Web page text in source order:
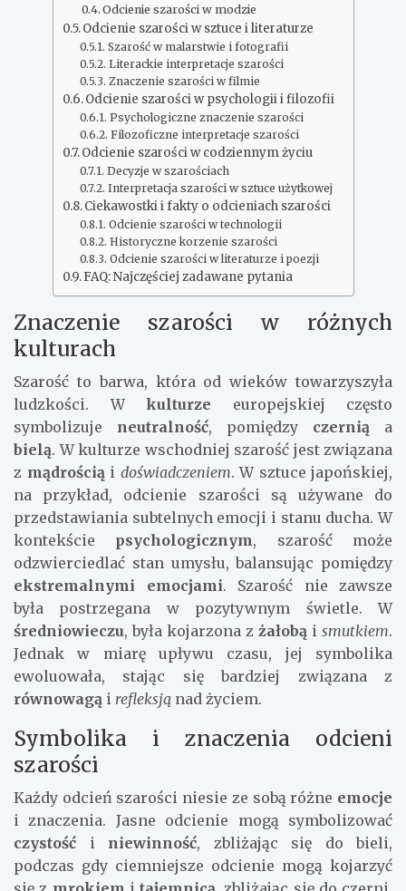
Odcienie szarości w modzie
Odcienie szarości w sztuce i literaturze
Szarość w malarstwie i fotografii
Literackie interpretacje szarości
Znaczenie szarości w filmie
Odcienie szarości w psychologii i filozofii
Psychologiczne znaczenie szarości
Filozoficzne interpretacje szarości
Odcienie szarości w codziennym życiu
Decyzje w szarościach
Interpretacja szarości w sztuce użytkowej
Ciekawostki i fakty o odcieniach szarości
Odcienie szarości w technologii
Historyczne korzenie szarości
Odcienie szarości w literaturze i poezji
FAQ: Najczęściej zadawane pytania
Znaczenie szarości w różnych
kulturach
Szarość to barwa, która od wieków towarzyszyła
ludzkości. W kulturze europejskiej często
symbolizuje neutralność, pomiędzy czernią a
bielą. W kulturze wschodniej szarość jest związana
z mądrościąi doświadczeniem. W sztuce japońskiej,
na przykład, odcienie szarości są używane do
przedstawiania subtelnych emocji i stanu ducha. W
kontekście psychologicznym, szarość może
odzwierciedlać stan umysłu, balansując pomiędzy
ekstremalnymi emocjami. Szarość nie zawsze
była postrzegana w pozytywnym świetle. W
średniowieczu, była kojarzona z żałobą i smutkiem.
Jednak w miarę upływu czasu, jej symbolika
ewoluowała, stając się bardziej związana z
równowagą i refleksją nad życiem.
Symbolika i znaczenia odcieni
szarości
Każdy odcień szarości niesie ze sobą różne emocje
i znaczenia. Jasne odcienie mogą symbolizować
czystość i niewinność, zbliżając się do bieli,
podczas gdy ciemniejsze odcienie mogą kojarzyć